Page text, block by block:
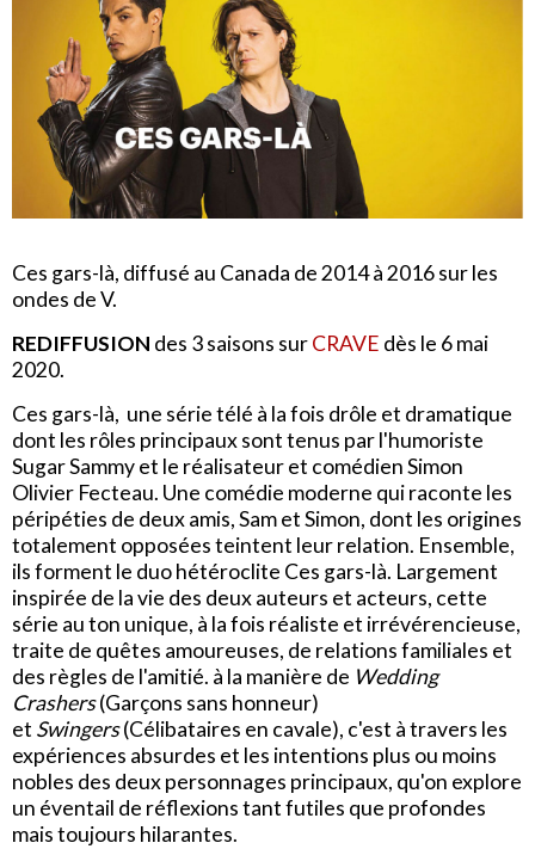
Ces gars-là, diffusé au Canada de 2014 à 2016 sur les
ondes de V.
REDIFFUSION des 3 saisons surCRAVE dès le 6 mai
2020.
Ces gars-là, une série télé à la fois drôle et dramatique
dont les rôles principaux sont tenus par l'humoriste
Sugar Sammy et le réalisateur et comédien Simon
Olivier Fecteau. Une comédie moderne qui raconte les
péripéties de deux amis, Sam et Simon, dont les origines
totalement opposées teintent leur relation. Ensemble,
ils forment le duo hétéroclite Ces gars-là. Largement
inspirée de la vie des deux auteurs et acteurs, cette
série au ton unique, à la fois réaliste et irrévérencieuse,
traite de quêtes amoureuses, de relations familiales et
des règles de l'amitié. à la manière de Wedding
Crashers(Garçons sans honneur)
et Swingers(Célibataires en cavale), c'est à travers les
expériences absurdes et les intentions plus ou moins
nobles des deux personnages principaux, qu'on explore
un éventail de réflexions tant futiles que profondes
mais toujours hilarantes.